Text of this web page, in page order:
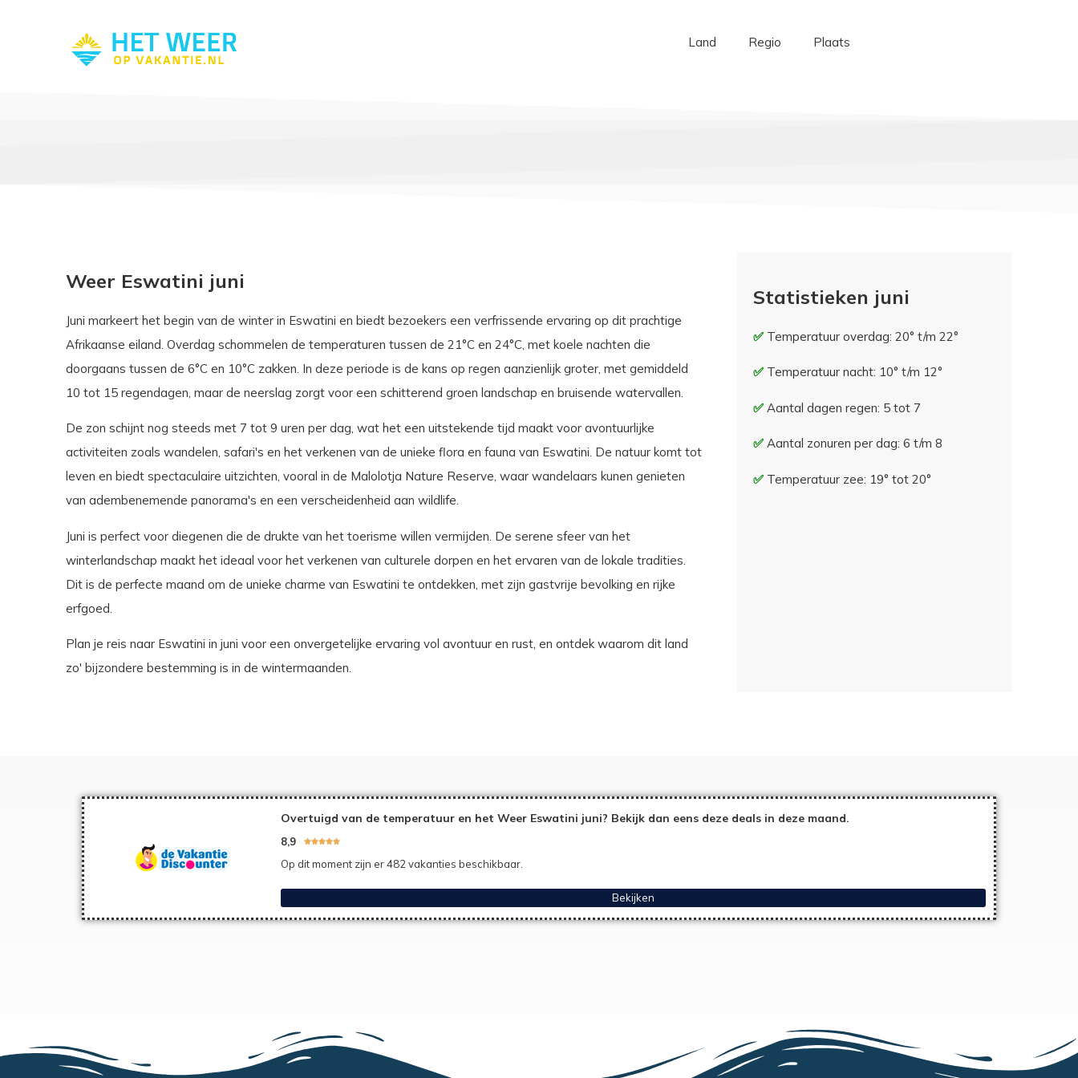
Land Regio Plaats
Weer Eswatini juni
Juni markeert het begin van de winter in Eswatini en biedt bezoekers een verfrissende ervaring op dit prachtige
Afrikaanse eiland. Overdag schommelen de temperaturen tussen de 21°C en 24°C, met koele nachten die
doorgaans tussen de 6°C en 10°C zakken. In deze periode is de kans op regen aanzienlijk groter, met gemiddeld
10 tot 15 regendagen, maar de neerslag zorgt voor een schitterend groen landschap en bruisende watervallen.
De zon schijnt nog steeds met 7 tot 9 uren per dag, wat het een uitstekende tijd maakt voor avontuurlijke
activiteiten zoals wandelen, safari's en het verkenen van de unieke flora en fauna van Eswatini. De natuur komt tot
leven en biedt spectaculaire uitzichten, vooral in de Malolotja Nature Reserve, waar wandelaars kunen genieten
van adembenemende panorama's en een verscheidenheid aan wildlife.
Juni is perfect voor diegenen die de drukte van het toerisme willen vermijden. De serene sfeer van het
winterlandschap maakt het ideaal voor het verkenen van culturele dorpen en het ervaren van de lokale tradities.
Dit is de perfecte maand om de unieke charme van Eswatini te ontdekken, met zijn gastvrije bevolking en rijke
erfgoed.
Plan je reis naar Eswatini in juni voor een onvergetelijke ervaring vol avontuur en rust, en ontdek waarom dit land
zo' bijzondere bestemming is in de wintermaanden.
Statistieken juni
Temperatuur overdag: 20° t/m 22°
Temperatuur nacht: 10° t/m 12°
Aantal dagen regen: 5 tot 7
Aantal zonuren per dag: 6 t/m 8
Temperatuur zee: 19° tot 20°
Overtuigd van de temperatuur en het Weer Eswatini juni? Bekijk dan eens deze deals in deze maand.
8,9 
Op dit moment zijn er 482 vakanties beschikbaar.
Bekijken